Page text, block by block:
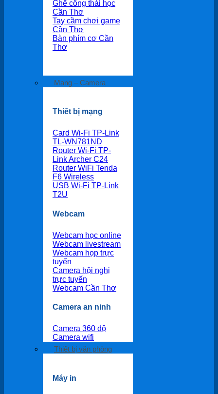
Ghế công thái học
Cần Thơ
Tay cầm chơi game
Cần Thơ
Bàn phím cơ Cần
Thơ
Mạng – Camera
Thiết bị mạng
Card Wi-Fi TP-Link
TL-WN781ND
Router Wi-Fi TP-
Link Archer C24
Router WiFi Tenda
F6 Wireless
USB Wi-Fi TP-Link
T2U
Webcam
Webcam học online
Webcam livestream
Webcam họp trực
tuyến
Camera hội nghị
trực tuyến
Webcam Cần Thơ
Camera an ninh
Camera 360 độ
Camera wifi
Thiết bị văn phòng
Máy in